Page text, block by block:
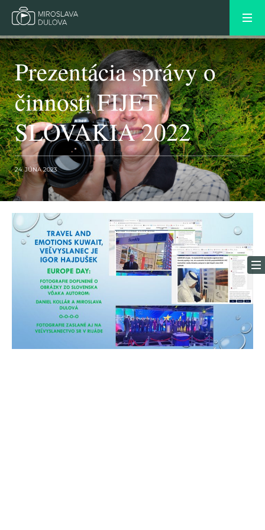
Prezentácia správy o
činnosti FIJET
SLOVAKIA 2022
24. JÚNA 2023
OLDER POST